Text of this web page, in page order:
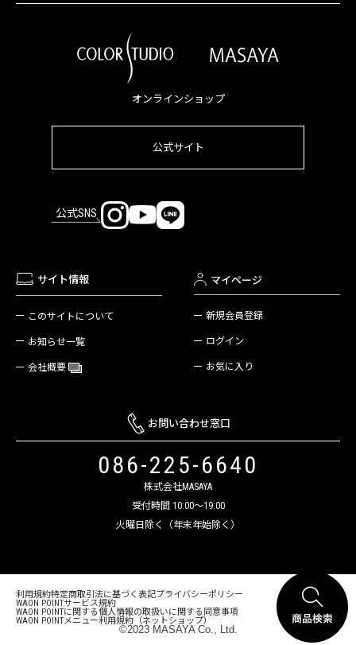
オンラインショップ
公式サイト
公式SNS
サイト情報
このサイトについて
お知らせ一覧
会社概要
マイページ
新規会員登録
ログイン
お気に入り
お問い合わせ窓口
086-225-6640
株式会社MASAYA
受付時間 10:00～19:00
火曜日除く（年末年始除く）
利用規約特定商取引法に基づく表記プライバシーポリシー
WAON POINTサービス規約
WAON POINTに関する個人情報の取扱いに関する同意事項
WAON POINTメニュー利用規約（ネットショップ）
©2023 MASAYA Co., Ltd.